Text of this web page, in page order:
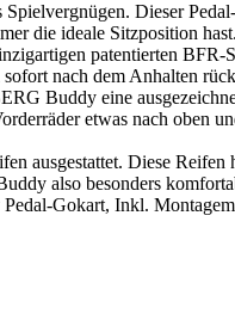
Dieser
die ideale Sitzposition hast.
patentierten BFR-
sofort nach dem Anhalten
Buddy eine
etwas nach oben
ausgestattet. Diese Reifen
also besonders
Gokart, Inkl.